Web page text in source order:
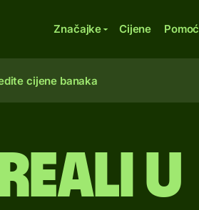
Značajke Cijene Pomoć
cijene banaka
u